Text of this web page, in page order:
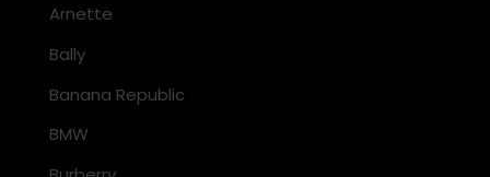
Arnette
Bally
Banana Republic
BMW